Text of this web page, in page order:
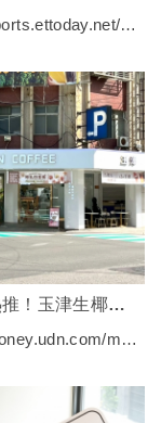
https://sports.ettoday.net/news/2895260
網友熱推！玉津生椰拿鐵成討論焦點 桃園藝文店本週升級迎新貌
https://money.udn.com/money/story/7843/8683844